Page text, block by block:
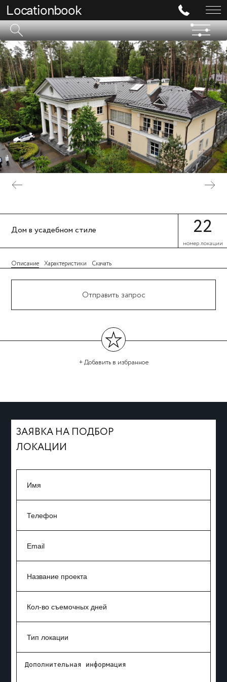
Locationbook
Дом в усадебном стиле 22
номер локации
Описание Характеристики Скачать
+ Добавить в избранное
Отправить запрос
ЗАЯВКА НА ПОДБОР
ЛОКАЦИИ